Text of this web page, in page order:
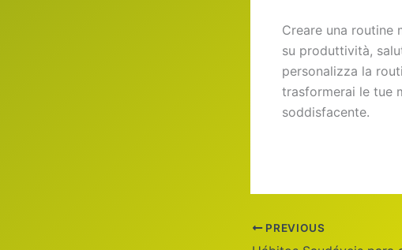
Creare una routine
su produttività,
personalizza la
trasformerai le tue
soddisfacente.
PREVIOUS